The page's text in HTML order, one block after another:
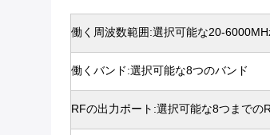
働く周波数範囲:選択可能な20-
働くバンド:選択可能な8つのバンド
RFの出力ポート:選択可能な8つまでの